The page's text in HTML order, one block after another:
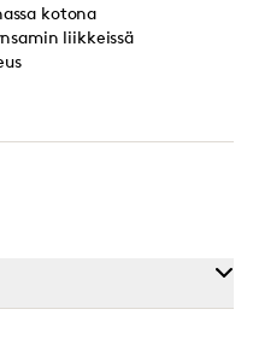
kotona
liikkeissä